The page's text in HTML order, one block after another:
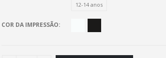
12-14 anos
COR DA IMPRESSÃO